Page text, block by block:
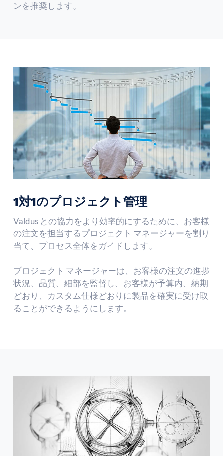
ンを推奨します。
1対1のプロジェクト管理
Valdus との協力をより効率的にするために、お客様
の注文を担当するプロジェクト マネージャーを割り
当て、プロセス全体をガイドします。
プロジェクト マネージャーは、お客様の注文の進捗
状況、品質、細部を監督し、お客様が予算内、納期
どおり、カスタム仕様どおりに製品を確実に受け取
ることができるようにします。